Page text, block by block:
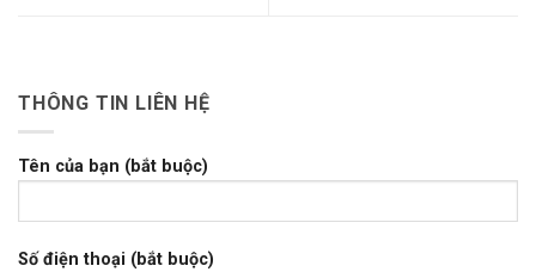
THÔNG TIN LIÊN HỆ
Tên của bạn (bắt buộc)
Số điện thoại (bắt buộc)